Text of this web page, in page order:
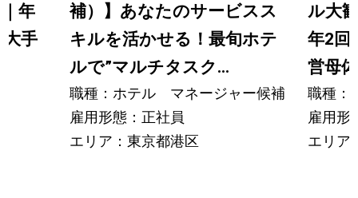
年
手
補）】あなたのサービスス
キルを活かせる！最旬ホテ
ルで”マルチタスク...
職種：ホテル マネージャー候補
雇用形態：正社員
エリア：東京都港区
ル大
年2回
営母
職種：
雇用形
エリア